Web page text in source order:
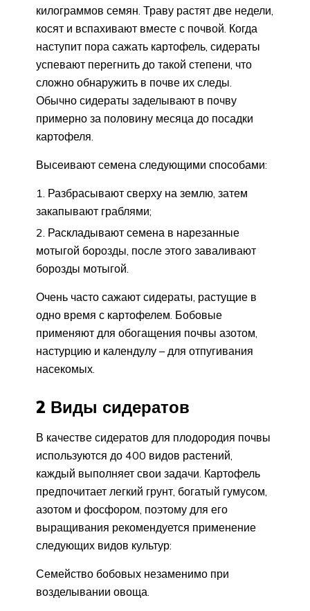
килограммов семян. Траву растят две недели,
косят и вспахивают вместе с почвой. Когда
наступит пора сажать картофель, сидераты
успевают перегнить до такой степени, что
сложно обнаружить в почве их следы.
Обычно сидераты заделывают в почву
примерно за половину месяца до посадки
картофеля.
Высеивают семена следующими способами:
Разбрасывают сверху на землю, затем
закапывают граблями;
Раскладывают семена в нарезанные
мотыгой борозды, после этого заваливают
борозды мотыгой.
Очень часто сажают сидераты, растущие в
одно время с картофелем. Бобовые
применяют для обогащения почвы азотом,
настурцию и календулу – для отпугивания
насекомых.
2 Виды сидератов
В качестве сидератов для плодородия почвы
используются до 400 видов растений,
каждый выполняет свои задачи. Картофель
предпочитает легкий грунт, богатый гумусом,
азотом и фосфором, поэтому для его
выращивания рекомендуется применение
следующих видов культур:
Семейство бобовых незаменимо при
возделывании овоща.